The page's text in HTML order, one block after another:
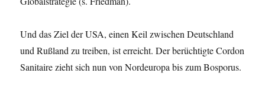
Und das Ziel der USA, einen Keil zwischen Deutschland
und Rußland zu treiben, ist erreicht. Der berüchtigte Cordon
Sanitaire zieht sich nun von Nordeuropa bis zum Bosporus.